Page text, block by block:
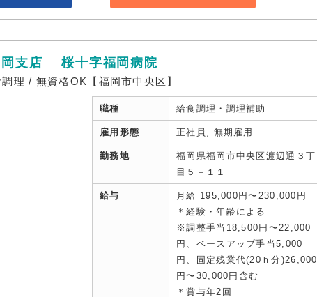
支店 桜十字福岡病院
理 / 無資格OK【福岡市中央区】
職種 給食調理・調理補助
雇用形態 正社員, 無期雇用
勤務地
福岡県福岡市中央区渡辺通３丁
目５－１１
給与
月給 195,000円〜230,000円
＊経験・年齢による
※調整手当18,500円〜22,000
円、ベースアップ手当5,000
円、固定残業代(20ｈ分)26,000
円〜30,000円含む
＊賞与年2回